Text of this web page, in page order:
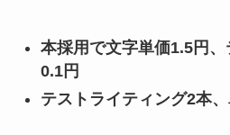
本採用で文字単価1.5円
0.1円
テストライティング2本